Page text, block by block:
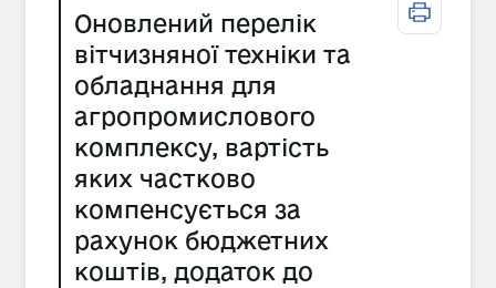
Оновлений перелік
вітчизняної техніки та
обладнання для
агропромислового
комплексу, вартість
яких частково
компенсується за
рахунок бюджетних
коштів, додаток до